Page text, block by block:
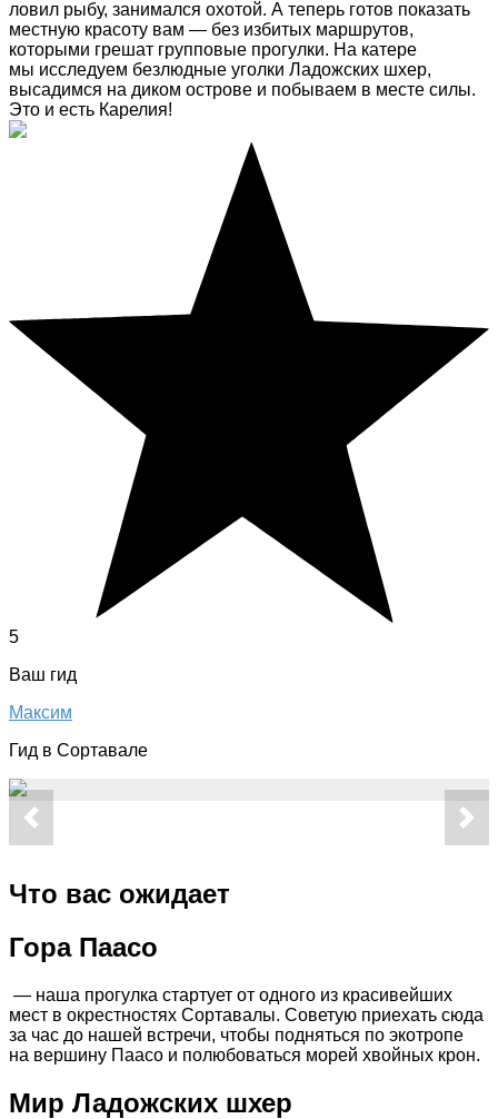
ловил рыбу, занимался охотой. А теперь готов показать
местную красоту вам — без избитых маршрутов,
которыми грешат групповые прогулки. На катере
мы исследуем безлюдные уголки Ладожских шхер,
высадимся на диком острове и побываем в месте силы.
Это и есть Карелия!
5
Ваш гид
Максим
Гид в Сортавале
Что вас ожидает
Гора Паасо
— наша прогулка стартует от одного из красивейших
мест в окрестностях Сортавалы. Советую приехать сюда
за час до нашей встречи, чтобы подняться по экотропе
на вершину Паасо и полюбоваться морей хвойных крон.
Мир Ладожских шхер